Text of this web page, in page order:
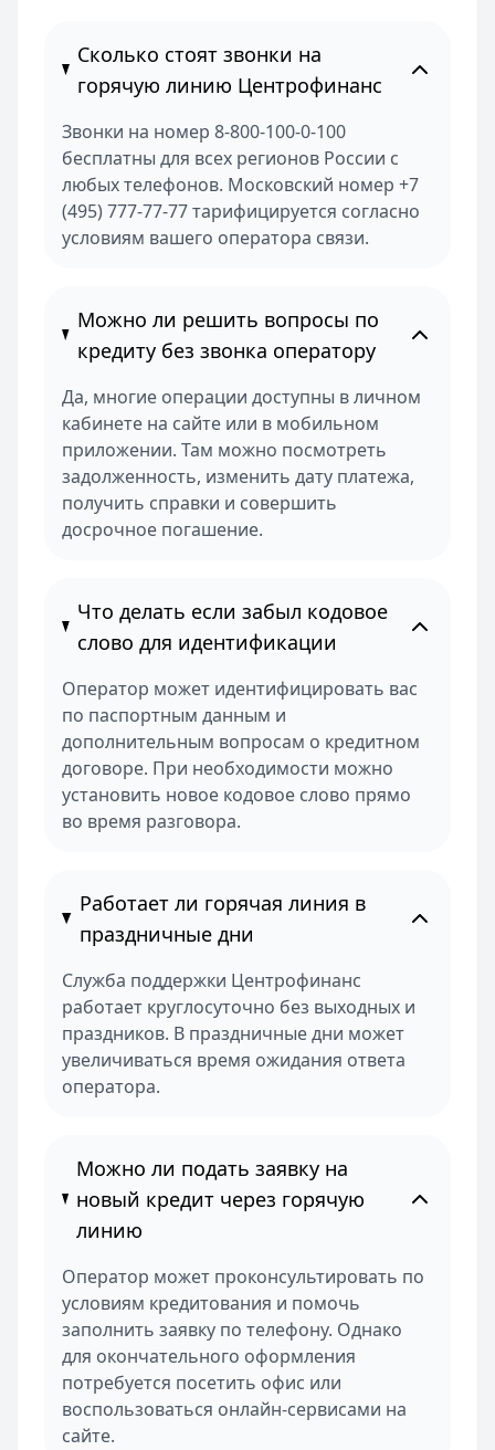
Сколько стоят звонки на
горячую линию Центрофинанс
Звонки на номер 8-800-100-0-100
бесплатны для всех регионов России с
любых телефонов. Московский номер +7
(495) 777-77-77 тарифицируется согласно
условиям вашего оператора связи.
Можно ли решить вопросы по
кредиту без звонка оператору
Да, многие операции доступны в личном
кабинете на сайте или в мобильном
приложении. Там можно посмотреть
задолженность, изменить дату платежа,
получить справки и совершить
досрочное погашение.
Что делать если забыл кодовое
слово для идентификации
Оператор может идентифицировать вас
по паспортным данным и
дополнительным вопросам о кредитном
договоре. При необходимости можно
установить новое кодовое слово прямо
во время разговора.
Работает ли горячая линия в
праздничные дни
Служба поддержки Центрофинанс
работает круглосуточно без выходных и
праздников. В праздничные дни может
увеличиваться время ожидания ответа
оператора.
Можно ли подать заявку на
новый кредит через горячую
линию
Оператор может проконсультировать по
условиям кредитования и помочь
заполнить заявку по телефону. Однако
для окончательного оформления
потребуется посетить офис или
воспользоваться онлайн-сервисами на
сайте.